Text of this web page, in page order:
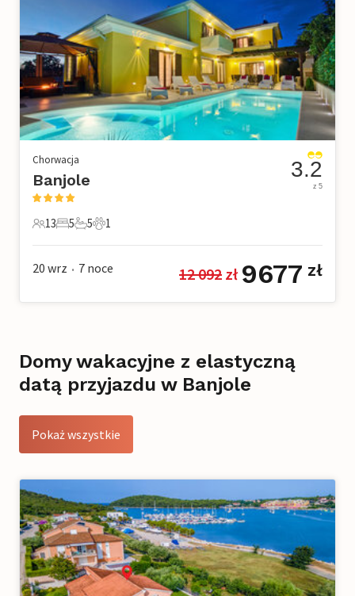
Chorwacja
Banjole
13 Goście
13
5 Sypialnie
5
5 Łazienki
5
1 Zwierzę domowe
1
3.2
z 5
20 wrz • 7 noce 12 092 zł 9677 zł
Domy wakacyjne z elastyczną
datą przyjazdu w Banjole
Pokaż wszystkie